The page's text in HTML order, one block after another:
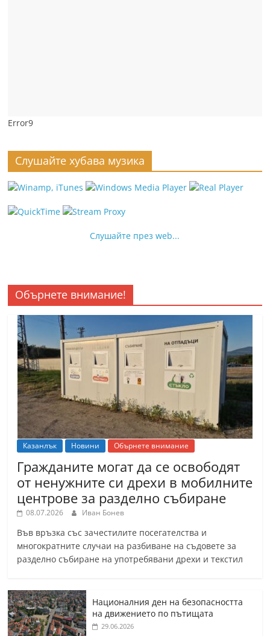
Error9
Слушайте хубава музика
Слушайте през web...
Обърнете внимание!
Казанлък Новини Обърнете внимание
Гражданите могат да се освободят
от ненужните си дрехи в мобилните
центрове за разделно събиране
08.07.2026 Иван Бонев
Във връзка със зачестилите посегателства и
многократните случаи на разбиване на съдовете за
разделно събиране на употребявани дрехи и текстил
Националния ден на безопасността
на движението по пътищата
29.06.2026